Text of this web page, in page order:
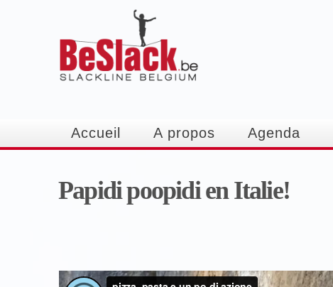
Accueil A propos Agenda
Papidi poopidi en Italie!